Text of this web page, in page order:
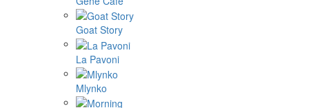
Goat Story
La Pavoni
Mlynko